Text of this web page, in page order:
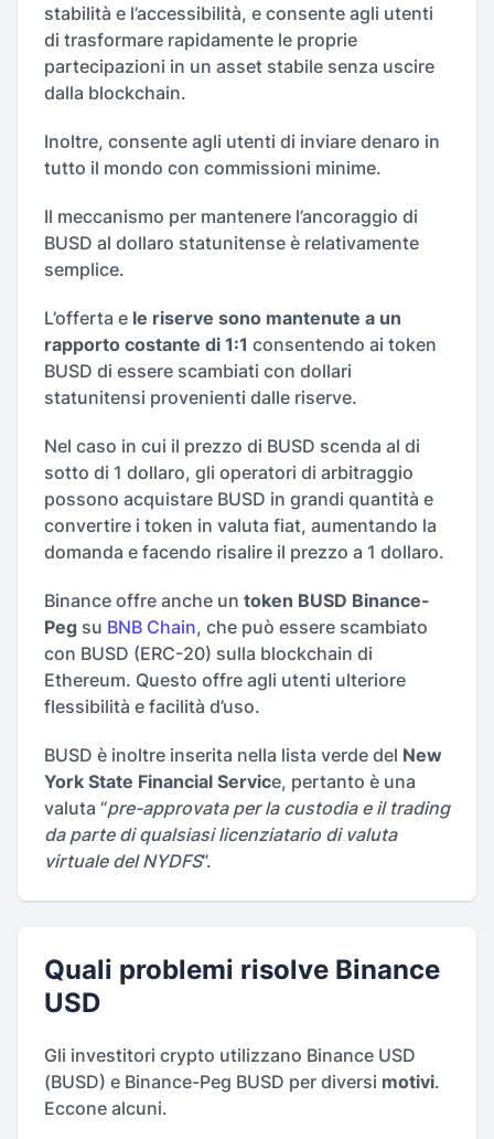
stabilità e l’accessibilità, e consente agli utenti
di trasformare rapidamente le proprie
partecipazioni in un asset stabile senza uscire
dalla blockchain.
Inoltre, consente agli utenti di inviare denaro in
tutto il mondo con commissioni minime.
Il meccanismo per mantenere l’ancoraggio di
BUSD al dollaro statunitense è relativamente
semplice.
L’offerta e le riserve sono mantenute a un
rapporto costante di 1:1 consentendo ai token
BUSD di essere scambiati con dollari
statunitensi provenienti dalle riserve.
Nel caso in cui il prezzo di BUSD scenda al di
sotto di 1 dollaro, gli operatori di arbitraggio
possono acquistare BUSD in grandi quantità e
convertire i token in valuta fiat, aumentando la
domanda e facendo risalire il prezzo a 1 dollaro.
Binance offre anche un token BUSD Binance-
Peg su BNB Chain, che può essere scambiato
con BUSD (ERC-20) sulla blockchain di
Ethereum. Questo offre agli utenti ulteriore
flessibilità e facilità d’uso.
BUSD è inoltre inserita nella lista verde del New
York State Financial Service, pertanto è una
valuta “pre-approvata per la custodia e il trading
da parte di qualsiasi licenziatario di valuta
virtuale del NYDFS”.
Quali problemi risolve Binance
USD
Gli investitori crypto utilizzano Binance USD
(BUSD) e Binance-Peg BUSD per diversi motivi.
Eccone alcuni.